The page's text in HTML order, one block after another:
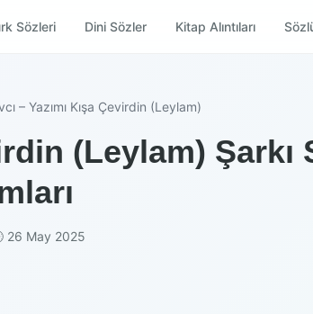
Sözleri Dini Sözler Kitap Alıntıları
– Yazımı Kışa Çevirdin (Leylam)
(Leylam)
26 May 2025